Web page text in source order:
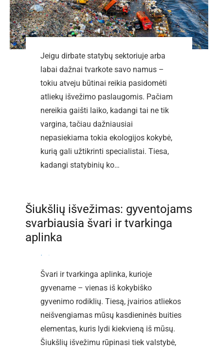
Jeigu dirbate statybų sektoriuje arba
labai dažnai tvarkote savo namus –
tokiu atveju būtinai reikia pasidomėti
atliekų išvežimo paslaugomis. Pačiam
nereikia gaišti laiko, kadangi tai ne tik
vargina, tačiau dažniausiai
nepasiekiama tokia ekologijos kokybė,
kurią gali užtikrinti specialistai. Tiesa,
kadangi statybinių ko…
Šiukšlių išvežimas: gyventojams
svarbiausia švari ir tvarkinga
aplinka
admin
Švari ir tvarkinga aplinka, kurioje
gyvename – vienas iš kokybiško
gyvenimo rodiklių. Tiesą, įvairios atliekos
neišvengiamas mūsų kasdieninės buities
elementas, kuris lydi kiekvieną iš mūsų.
Šiukšlių išvežimu rūpinasi tiek valstybė,